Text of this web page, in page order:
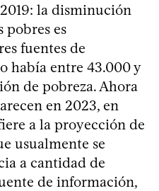
la disminución
pobres es
fuentes de
había entre 43.000 y
de pobreza. Ahora
en 2023, en
a la proyección de
usualmente se
a cantidad de
de información,